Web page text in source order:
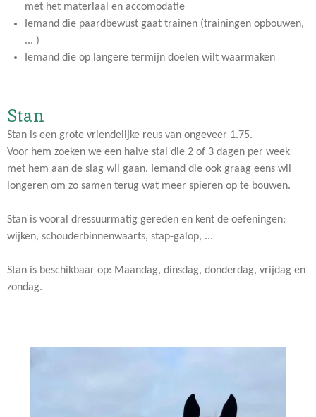
met het materiaal en accomodatie
Iemand die paardbewust gaat trainen (trainingen opbouwen,
... )
Iemand die op langere termijn doelen wilt waarmaken
Stan
Stan is een grote vriendelijke reus van ongeveer 1.75.
Voor hem zoeken we een halve stal die 2 of 3 dagen per week
met hem aan de slag wil gaan. Iemand die ook graag eens wil
longeren om zo samen terug wat meer spieren op te bouwen.
Stan is vooral dressuurmatig gereden en kent de oefeningen:
wijken, schouderbinnenwaarts, stap-galop, ...
Stan is beschikbaar op: Maandag, dinsdag, donderdag, vrijdag en
zondag.